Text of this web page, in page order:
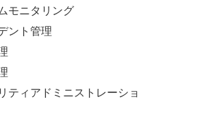
モニタリング
ント管理
ティアドミニストレーショ